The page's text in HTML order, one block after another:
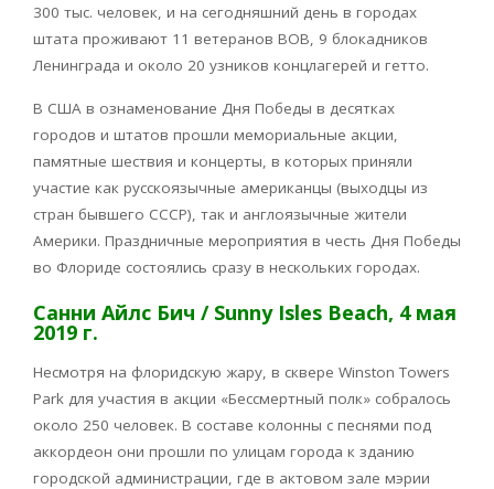
300 тыс. человек, и на сегодняшний день в городах
штата проживают 11 ветеранов ВОВ, 9 блокадников
Ленинграда и около 20 узников концлагерей и гетто.
В США в ознаменование Дня Победы в десятках
городов и штатов прошли мемориальные акции,
памятные шествия и концерты, в которых приняли
участие как русскоязычные американцы (выходцы из
стран бывшего СССР), так и англоязычные жители
Америки. Праздничные мероприятия в честь Дня Победы
во Флориде состоялись сразу в нескольких городах.
Санни Айлс Бич / Sunny Isles Beach, 4 мая
2019 г.
Несмотря на флоридскую жару, в сквере Winston Towers
Park для участия в акции «Бессмертный полк» собралось
около 250 человек. В составе колонны с песнями под
аккордеон они прошли по улицам города к зданию
городской администрации, где в актовом зале мэрии